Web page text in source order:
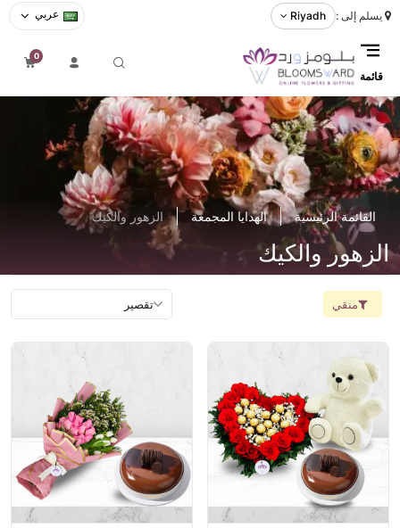
قائمة
يسلم إلى : Riyadh عربي
0
القائمة الرئيسية الهدايا المجمعة الزهور والكيك
الزهور والكيك
منقي